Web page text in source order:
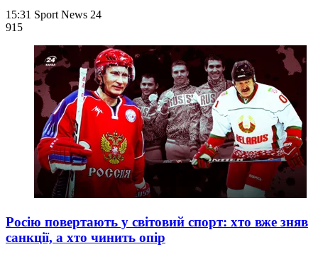
15:31 Sport News 24
915
Росію повертають у світовий спорт: хто вже зняв
санкції, а хто чинить опір